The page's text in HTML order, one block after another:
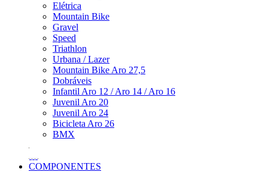
Elétrica
Mountain Bike
Gravel
Speed
Triathlon
Urbana / Lazer
Mountain Bike Aro 27,5
Dobráveis
Infantil Aro 12 / Aro 14 / Aro 16
Juvenil Aro 20
Juvenil Aro 24
Bicicleta Aro 26
BMX
COMPONENTES